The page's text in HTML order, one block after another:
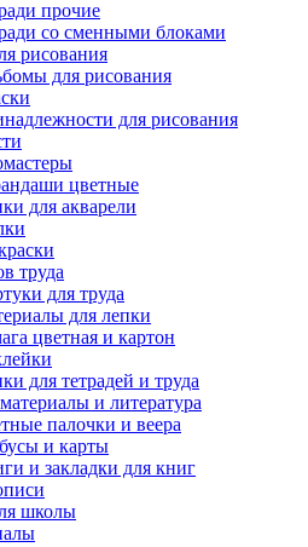
прочие
со сменными блоками
рисования
для рисования
для рисования
цветные
для акварели
труда
для труда
для лепки
цветная и картон
для тетрадей и труда
и литература
палочки и веера
и карты
и закладки для книг
школы